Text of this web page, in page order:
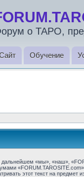
о ТАРО,
Обучение
«мы», «наш»,
этот текст на предмет